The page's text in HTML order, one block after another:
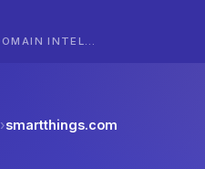
›smartthings.com